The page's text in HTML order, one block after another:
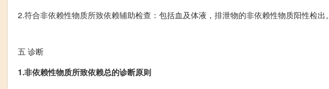
2.符合非依赖性物质所致依赖辅助检查：包括血及体液，排泄物的非依赖性物质阳性检出。
五 诊断
1.非依赖性物质所致依赖总的诊断原则